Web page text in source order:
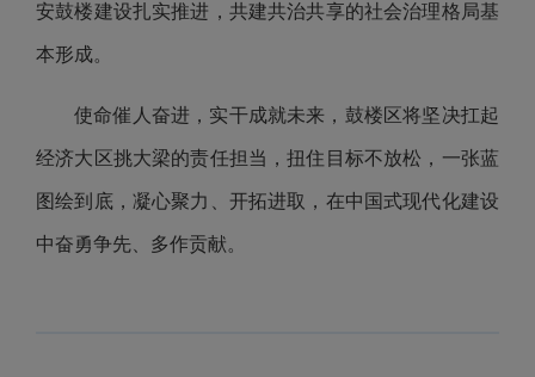
安鼓楼建设扎实推进，共建共治共享的社会治理格局基
本形成。
使命催人奋进，实干成就未来，鼓楼区将坚决扛起
经济大区挑大梁的责任担当，扭住目标不放松，一张蓝
图绘到底，凝心聚力、开拓进取，在中国式现代化建设
中奋勇争先、多作贡献。